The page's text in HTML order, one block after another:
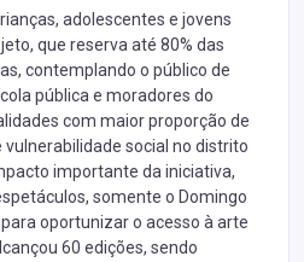
adolescentes e jovens
que reserva até 80% das
contemplando o público de
pública e moradores do
com maior proporção de
social no distrito
importante da iniciativa,
somente o Domingo
oportunizar o acesso à arte
60 edições, sendo